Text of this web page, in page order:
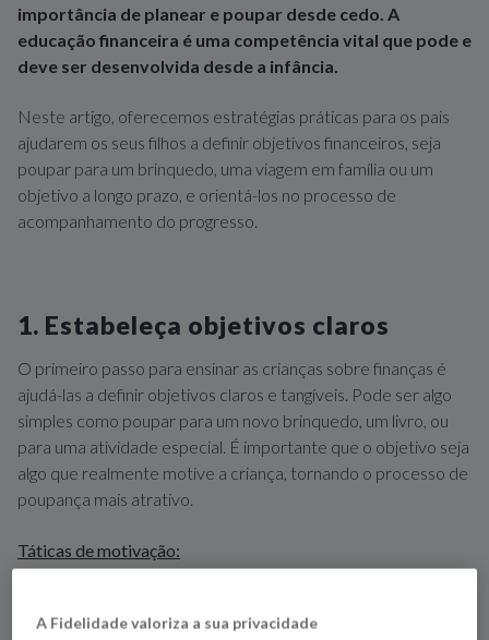
importância de planear e poupar desde cedo. A
educação financeira é uma competência vital que pode e
deve ser desenvolvida desde a infância.
Neste artigo, oferecemos estratégias práticas para os pais
ajudarem os seus filhos a definir objetivos financeiros, seja
poupar para um brinquedo, uma viagem em família ou um
objetivo a longo prazo, e orientá-los no processo de
acompanhamento do progresso.
1. Estabeleça objetivos claros
O primeiro passo para ensinar as crianças sobre finanças é
ajudá-las a definir objetivos claros e tangíveis. Pode ser algo
simples como poupar para um novo brinquedo, um livro, ou
para uma atividade especial. É importante que o objetivo seja
algo que realmente motive a criança, tornando o processo de
poupança mais atrativo.
Táticas de motivação:
objetivo. Por exemplo, coloque uma foto do brinquedo
A Fidelidade valoriza a sua privacidade